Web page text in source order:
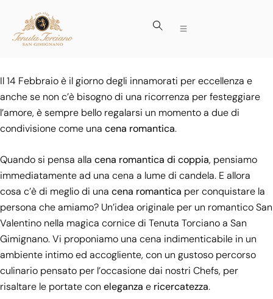
Il 14 Febbraio è il giorno degli innamorati per eccellenza e
anche se non c’è bisogno di una ricorrenza per festeggiare
l’amore, è sempre bello regalarsi un momento a due di
condivisione come una cena romantica.
Quando si pensa alla cena romantica di coppia, pensiamo
immediatamente ad una cena a lume di candela. E allora
cosa c’è di meglio di una cena romantica per conquistare la
persona che amiamo? Un’idea originale per un romantico San
Valentino nella magica cornice di Tenuta Torcianoa San
Gimignano. Vi proponiamo una cena indimenticabile in un
ambiente intimo ed accogliente, con un gustoso percorso
culinario pensato per l’occasione dai nostri Chefs, per
risaltare le portate con eleganza e ricercatezza.